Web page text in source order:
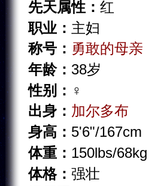
先天属性： 红
职业： 主妇
称号： 勇敢的母亲
年龄： 38岁
性别： ♀
出身： 加尔多布
身高： 5'6"/167cm
体重： 150lbs/68kg
体格： 强壮